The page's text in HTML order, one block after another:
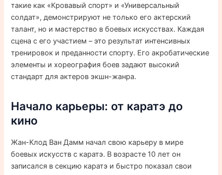
такие как «Кровавый спорт» и «Универсальный
солдат», демонстрируют не только его актерский
талант, но и мастерство в боевых искусствах. Каждая
сцена с его участием – это результат интенсивных
тренировок и преданности спорту. Его акробатические
элементы и хореография боев задают высокий
стандарт для актеров экшн-жанра.
Начало карьеры: от каратэ до
кино
Жан-Клод Ван Дамм начал свою карьеру в мире
боевых искусств с каратэ. В возрасте 10 лет он
записался в секцию каратэ и быстро показал свои